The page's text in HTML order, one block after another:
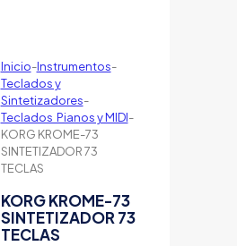
Inicio-Instrumentos-
Teclados y
Sintetizadores-
Teclados Pianos y MIDI-
KORG KROME-73
SINTETIZADOR 73
TECLAS
KORG KROME-73
SINTETIZADOR 73
TECLAS